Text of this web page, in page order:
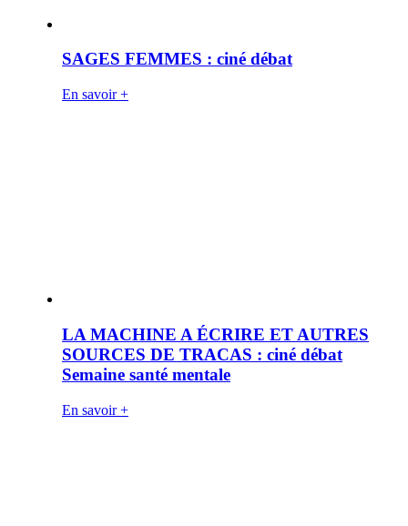
SAGES FEMMES : ciné débat
En savoir +
LA MACHINE A ÉCRIRE ET AUTRES
SOURCES DE TRACAS : ciné débat
Semaine santé mentale
En savoir +